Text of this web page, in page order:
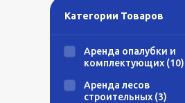
Категории Товаров
Аренда опалубки и
комплектующих (10)
Аренда лесов
строительных (3)